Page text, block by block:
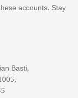
accounts. Stay
Basti,